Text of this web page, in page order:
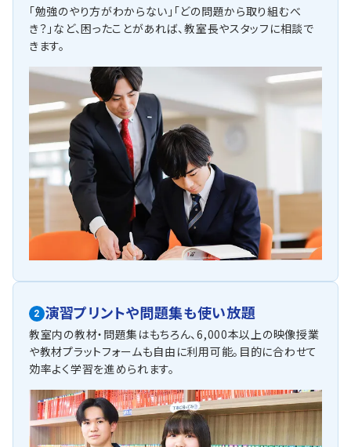
「勉強のやり方がわからない」「どの問題から取り組むべ
き？」など、困ったことがあれば、教室長やスタッフに相談で
きます。
2 演習プリントや問題集も使い放題
教室内の教材・問題集はもちろん、6,000本以上の映像授業
や教材プラットフォームも自由に利用可能。目的に合わせて
効率よく学習を進められます。